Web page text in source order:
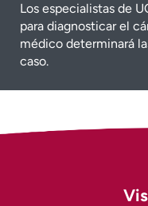
Los especialistas de
para diagnosticar el
médico determinará
caso.